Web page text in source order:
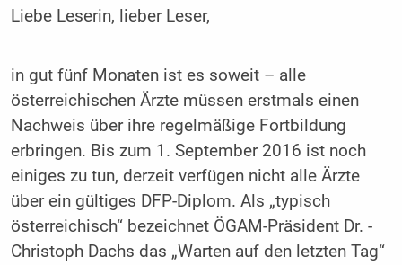
Liebe Leserin, lieber Leser,
in gut fünf Monaten ist es soweit – alle
österreichischen Ärzte müssen erstmals einen
Nachweis über ihre regelmäßige Fortbildung
erbringen. Bis zum 1. ­September 2016 ist noch
einiges zu tun, derzeit verfügen nicht alle Ärzte
über ein gültiges DFP-Diplom. Als „typisch
österreichisch“ bezeichnet ÖGAM-Präsident Dr. ­
Christoph Dachs das „Warten auf den letzten Tag“